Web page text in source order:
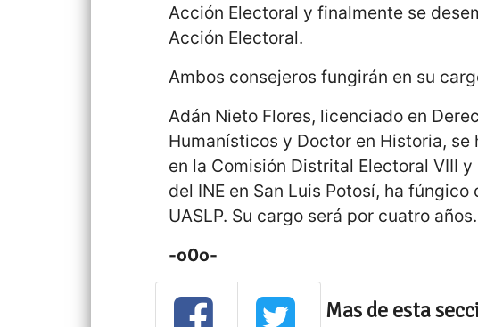
Acción Electoral y finalmente se
Acción Electoral.
Ambos consejeros fungirán en su
Adán Nieto Flores, licenciado en
Humanísticos y Doctor en Historia,
en la Comisión Distrital Electoral VIII
del INE en San Luis Potosí, ha
UASLP. Su cargo será por cuatro años.
-o0o-
Mas de esta